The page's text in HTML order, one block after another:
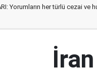
Yorumların her türlü cezai